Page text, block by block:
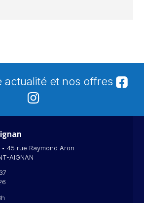
actualité et nos offres
45 rue Raymond Aron
AIGNAN